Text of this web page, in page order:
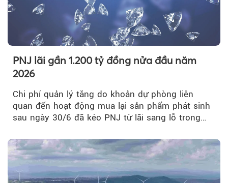
PNJ lãi gần 1.200 tỷ đồng nửa đầu năm
2026
Chi phí quản lý tăng do khoản dự phòng liên
quan đến hoạt động mua lại sản phẩm phát sinh
sau ngày 30/6 đã kéo PNJ từ lãi sang lỗ trong